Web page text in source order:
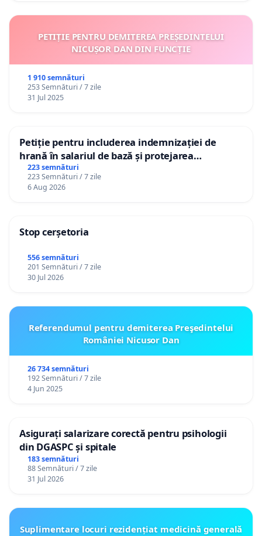
PETIȚIE PENTRU DEMITEREA PREȘEDINTELUI
NICUȘOR DAN DIN FUNCȚIE
1 910 semnături
253 Semnături / 7 zile
31 Jul 2025
Petiție pentru includerea indemnizației de
hrană în salariul de bază și protejarea
gradațiilor de vechime pentru asistenții
personali
223 semnături
223 Semnături / 7 zile
6 Aug 2026
Stop cerșetoria
556 semnături
201 Semnături / 7 zile
30 Jul 2026
Referendumul pentru demiterea Preşedintelui
României Nicusor Dan
26 734 semnături
192 Semnături / 7 zile
4 Jun 2025
Asigurați salarizare corectă pentru psihologii
din DGASPC și spitale
183 semnături
88 Semnături / 7 zile
31 Jul 2026
Suplimentare locuri rezidențiat medicină generală